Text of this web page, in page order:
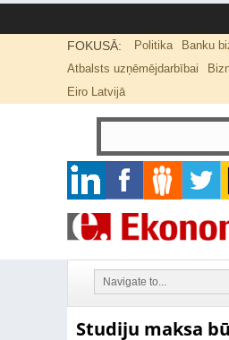
FOKUSĀ: Politika
Banku
Atbalsts uzņēmējdarbībai
Eiro Latvijā
Studiju maksa